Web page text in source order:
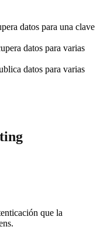
datos para una clave
datos para varias
datos para varias
que la